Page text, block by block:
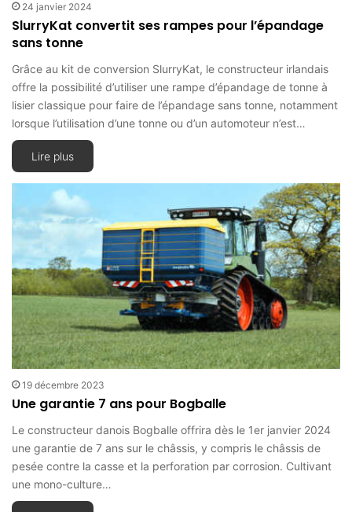
24 janvier 2024
SlurryKat convertit ses rampes pour l’épandage
sans tonne
Grâce au kit de conversion SlurryKat, le constructeur irlandais
offre la possibilité d’utiliser une rampe d’épandage de tonne à
lisier classique pour faire de l’épandage sans tonne, notamment
lorsque l’utilisation d’une tonne ou d’un automoteur n’est…
Lire plus
19 décembre 2023
Une garantie 7 ans pour Bogballe
Le constructeur danois Bogballe offrira dès le 1er janvier 2024
une garantie de 7 ans sur le châssis, y compris le châssis de
pesée contre la casse et la perforation par corrosion. Cultivant
une mono-culture…